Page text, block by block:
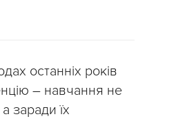
останніх років
– навчання не
заради їх